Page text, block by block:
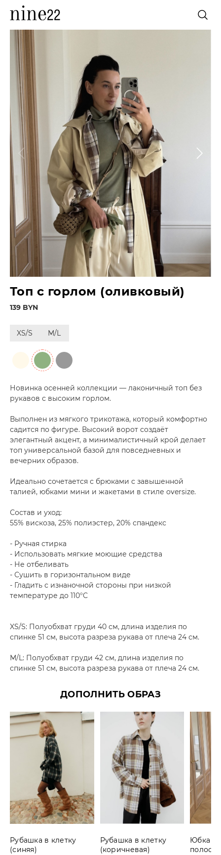
Топ с горлом (оливковый)
139 BYN
XS/S M/L
Новинка осенней коллекции — лаконичный топ без
рукавов с высоким горлом.
Выполнен из мягкого трикотажа, который комфортно
садится по фигуре. Высокий ворот создаёт
элегантный акцент, а минималистичный крой делает
топ универсальной базой для повседневных и
вечерних образов.
Идеально сочетается с брюками с завышенной
талией, юбками мини и жакетами в стиле oversize.
Состав и уход:
55% вискоза, 25% полиэстер, 20% спандекс
- Ручная стирка
- Использовать мягкие моющие средства
- Не отбеливать
- Сушить в горизонтальном виде
- Гладить с изнаночной стороны при низкой
температуре до 110°C
XS/S: Полуобхват груди 40 см, длина изделия по
спинке 51 см, высота разреза рукава от плеча 24 см.
M/L: Полуобхват груди 42 см, длина изделия по
спинке 51 см, высота разреза рукава от плеча 24 см.
ДОПОЛНИТЬ ОБРАЗ
Рубашка в клетку
(синяя)
Рубашка в клетку
(коричневая)
Юбка